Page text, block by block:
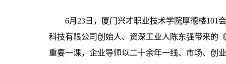
6月23日，厦门兴才职业技术学院厚德楼101
科技有限公司创始人、资深工业人陈东强带来的
重要一课，企业导师以二十余年一线、市场、创